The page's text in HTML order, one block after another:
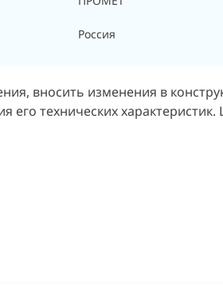
Россия
вносить изменения в
технических